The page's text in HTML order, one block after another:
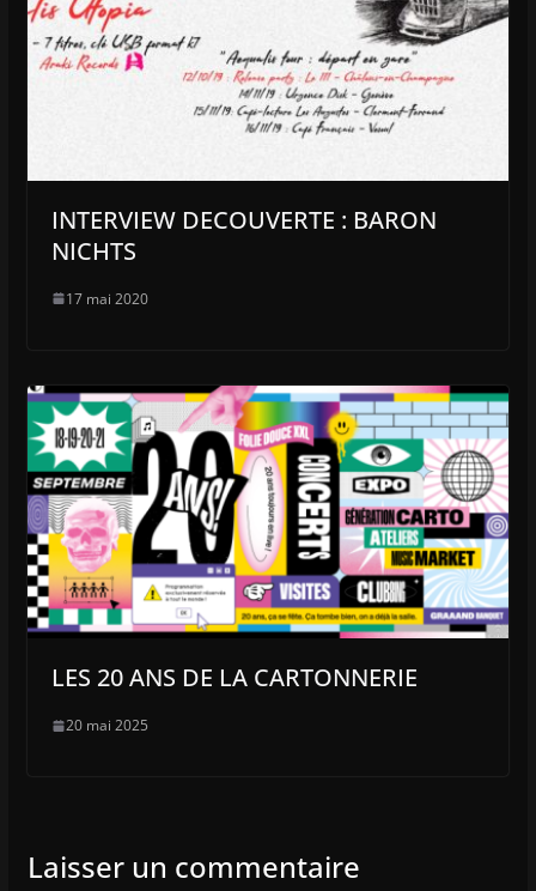
INTERVIEW DECOUVERTE : BARON
NICHTS
17 mai 2020
LES 20 ANS DE LA CARTONNERIE
20 mai 2025
Laisser un commentaire